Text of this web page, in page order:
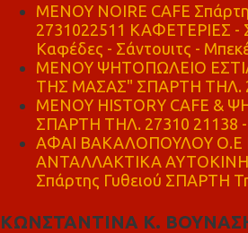
MENOY NOIRE CAFE
2731022511 ΚΑΦΕΤΕΡΙΕΣ
Καφέδες - Σάντουιτς -
ΜΕΝΟΥ ΨΗΤΟΠΩΛΕΙΟ
ΤΗΣ ΜΑΣΑΣ" ΣΠΑΡΤΗ ΤΗΛ.
ΜΕΝΟΥ HISTORY CAFE &
ΣΠΑΡΤΗ ΤΗΛ. 27310 21138 -
ΑΦΑΙ ΒΑΚΑΛΟΠΟΥΛΟΥ Ο.Ε
ΑΝΤΑΛΛΑΚΤΙΚΑ
Σπάρτης Γυθειού ΣΠΑΡΤΗ
ΚΩΝΣΤΑΝΤΙΝΑ Κ.